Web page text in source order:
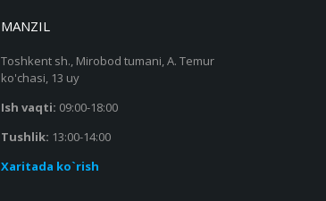
MANZIL
Toshkent sh., Mirobod tumani, A. Temur
ko'chasi, 13 uy
Ish vaqti: 09:00-18:00
Tushlik: 13:00-14:00
Xaritada ko`rish